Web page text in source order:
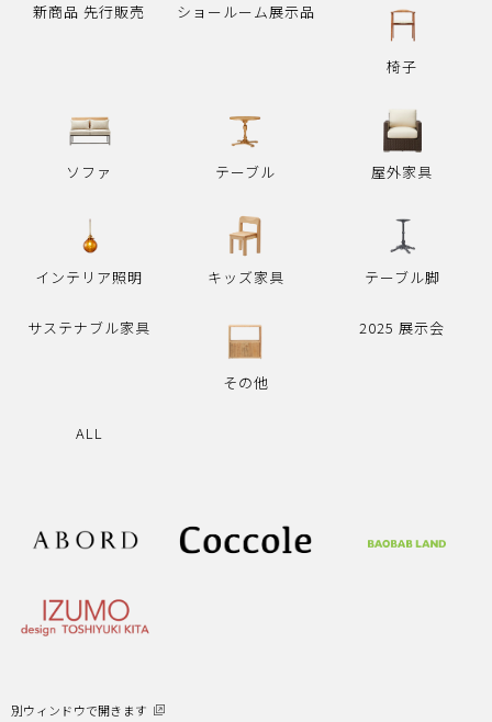
新商品 先行販売 ショールーム展示品
椅子
ソファ テーブル 屋外家具
インテリア照明 キッズ家具 テーブル脚
サステナブル家具
その他
2025 展示会
ALL
別ウィンドウで開きます